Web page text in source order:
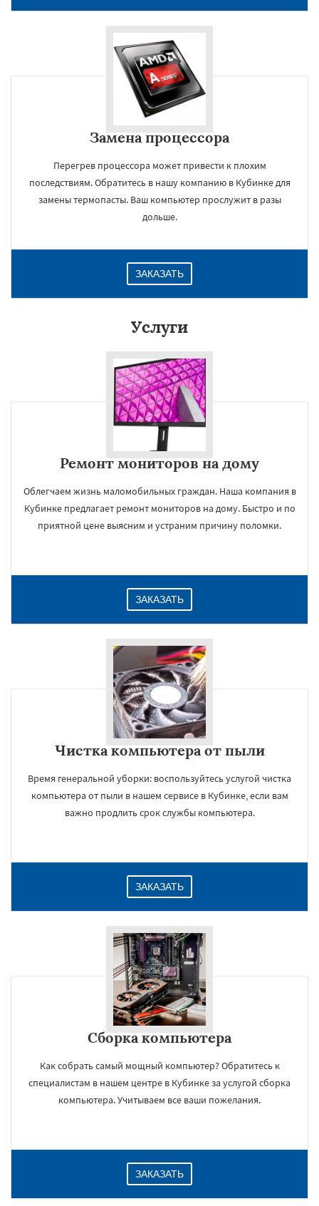
Замена процессора
Перегрев процессора может привести к плохим
последствиям. Обратитесь в нашу компанию в Кубинке для
замены термопасты. Ваш компьютер прослужит в разы
дольше.
ЗАКАЗАТЬ
Услуги
Ремонт мониторов на дому
Облегчаем жизнь маломобильных граждан. Наша компания в
Кубинке предлагает ремонт мониторов на дому. Быстро и по
приятной цене выясним и устраним причину поломки.
ЗАКАЗАТЬ
Чистка компьютера от пыли
Время генеральной уборки: воспользуйтесь услугой чистка
компьютера от пыли в нашем сервисе в Кубинке, если вам
важно продлить срок службы компьютера.
ЗАКАЗАТЬ
Сборка компьютера
Как собрать самый мощный компьютер? Обратитесь к
специалистам в нашем центре в Кубинке за услугой сборка
компьютера. Учитываем все ваши пожелания.
ЗАКАЗАТЬ
×